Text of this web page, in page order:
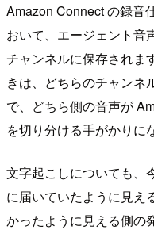
Amazon Connect の録音
おいて、エージェント音
チャンネルに保存されま
きは、どちらのチャンネ
で、どちら側の音声が
を切り分ける手がかりに
文字起こしについても、
に届いていたように見え
かったように見える側の